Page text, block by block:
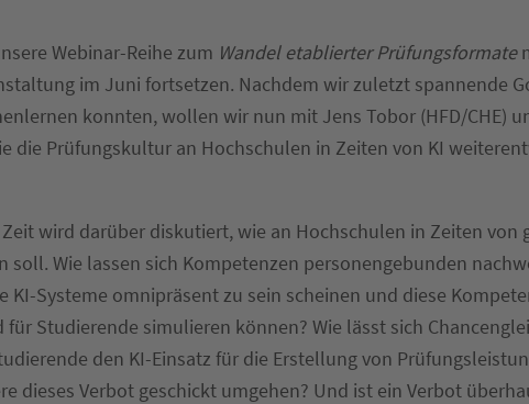
Webinar-Reihe zum Wandel etablierter Prüfungsformate
im Juni fortsetzen. Nachdem wir zuletzt spannende
konnten, wollen wir nun mit Jens Tobor (HFD/CHE)
die Prüfungskultur an Hochschulen in Zeiten von KI
wird darüber diskutiert, wie an Hochschulen in Zeiten von
soll. Wie lassen sich Kompetenzen personengebunden
KI-Systeme omnipräsent zu sein scheinen und diese
Studierende simulieren können? Wie lässt sich
den KI-Einsatz für die Erstellung von
dieses Verbot geschickt umgehen? Und ist ein Verbot